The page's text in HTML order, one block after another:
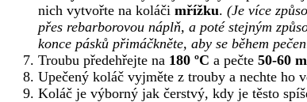
nich vytvořte na koláči mřížku. (Je více
přes rebarborovou náplň, a poté stejným
konce pásků přimáčkněte, aby se během
Troubu předehřejte na 180 ºC a pečte 50-60
Upečený koláč vyjměte z trouby a nechte ho
Koláč je výborný jak čerstvý, kdy je těsto